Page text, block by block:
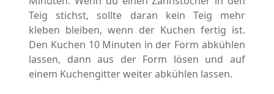
Teig stichst, sollte daran kein Teig mehr
kleben bleiben, wenn der Kuchen fertig ist.
Den Kuchen 10 Minuten in der Form abkühlen
lassen, dann aus der Form lösen und auf
einem Kuchengitter weiter abkühlen lassen.